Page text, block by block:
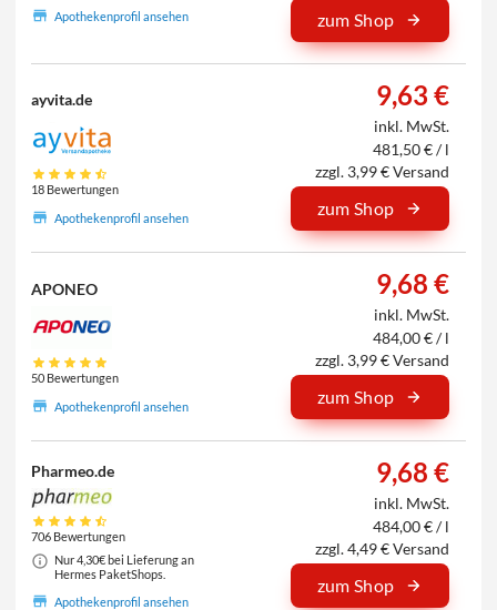
Apothekenprofil ansehen
zum Shop
ayvita.de
18 Bewertungen
Apothekenprofil ansehen
9,63 €
inkl. MwSt.
481,50 € / l
zzgl. 3,99 € Versand
zum Shop
APONEO
50 Bewertungen
Apothekenprofil ansehen
9,68 €
inkl. MwSt.
484,00 € / l
zzgl. 3,99 € Versand
zum Shop
Pharmeo.de
706 Bewertungen
Nur 4,30€ bei Lieferung an
Hermes PaketShops.
Apothekenprofil ansehen
9,68 €
inkl. MwSt.
484,00 € / l
zzgl. 4,49 € Versand
zum Shop